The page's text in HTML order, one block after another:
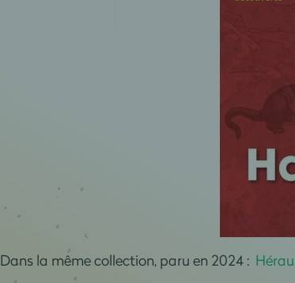
Dans la même collection, paru en 2024 :